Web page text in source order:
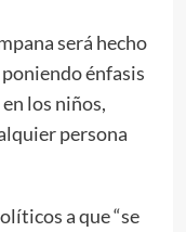
será hecho
énfasis
los niños,
persona
a que “se